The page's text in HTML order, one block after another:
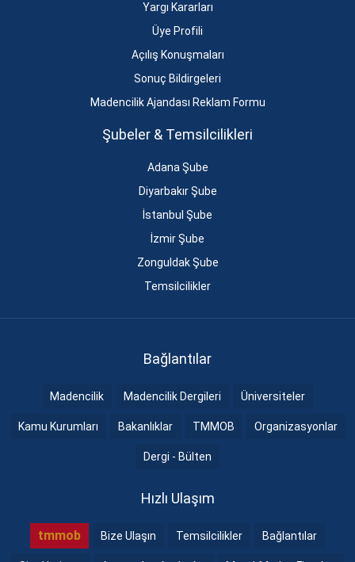
Yargı Kararları
Üye Profili
Açılış Konuşmaları
Sonuç Bildirgeleri
Madencilik Ajandası Reklam Formu
Şubeler & Temsilcilikleri
Adana Şube
Diyarbakır Şube
İstanbul Şube
İzmir Şube
Zonguldak Şube
Temsilcilikler
Bağlantılar
Madencilik Madencilik Dergileri Üniversiteler
Kamu Kurumları Bakanlıklar TMMOB Organizasyonlar
Dergi - Bülten
Hızlı Ulaşım
tmmob Bize Ulaşın Temsilcilikler Bağlantılar